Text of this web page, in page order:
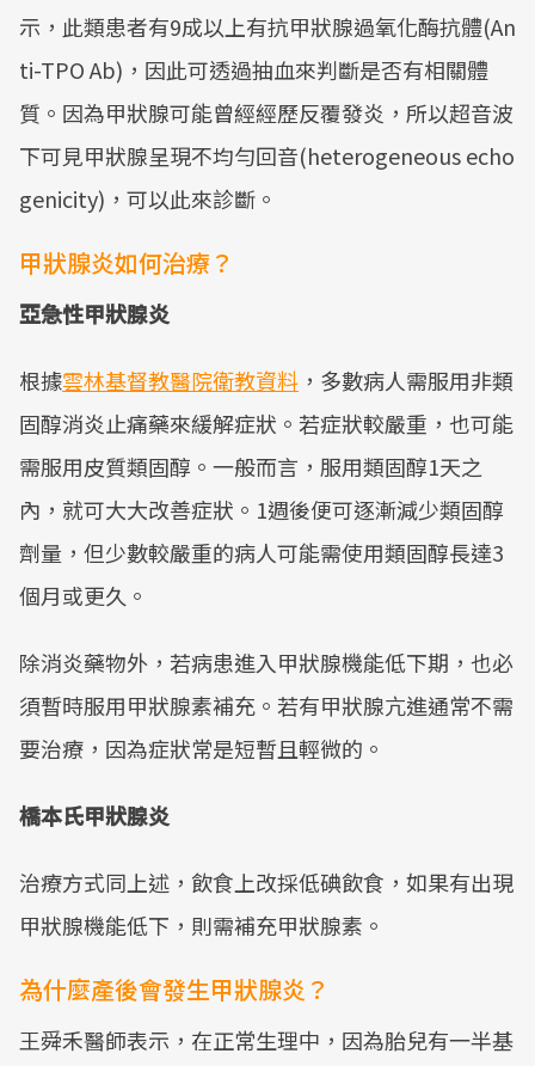
示，此類患者有9成以上有抗甲狀腺過氧化酶抗體(An
ti-TPO Ab)，因此可透過抽血來判斷是否有相關體
質。因為甲狀腺可能曾經經歷反覆發炎，所以超音波
下可見甲狀腺呈現不均勻回音(heterogeneous echo
genicity)，可以此來診斷。
甲狀腺炎如何治療？
亞急性甲狀腺炎
根據雲林基督教醫院衛教資料 ，多數病人需服用非類
固醇消炎止痛藥來緩解症狀。若症狀較嚴重，也可能
需服用皮質類固醇。一般而言，服用類固醇1天之
內，就可大大改善症狀。1週後便可逐漸減少類固醇
劑量，但少數較嚴重的病人可能需使用類固醇長達3
個月或更久。
除消炎藥物外，若病患進入甲狀腺機能低下期，也必
須暫時服用甲狀腺素補充。若有甲狀腺亢進通常不需
要治療，因為症狀常是短暫且輕微的。
橋本氏甲狀腺炎
治療方式同上述，飲食上改採低碘飲食，如果有出現
甲狀腺機能低下，則需補充甲狀腺素。
為什麼產後會發生甲狀腺炎？
王舜禾醫師表示，在正常生理中，因為胎兒有一半基